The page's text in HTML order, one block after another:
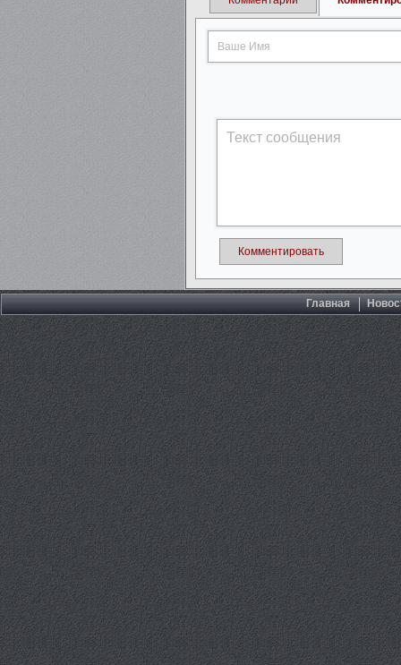
Комментировать
Главная